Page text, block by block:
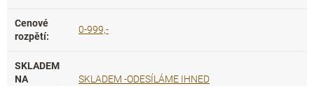
Cenové
rozpětí:
0-999,-
SKLADEM
NA
SKLADEM -ODESÍLÁME IHNED